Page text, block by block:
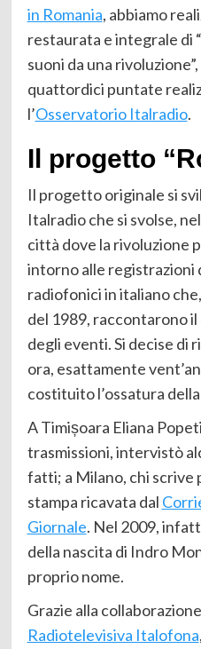
in Romania, abbiamo
restaurata e integrale di
suoni da una
quattordici puntate
l’Osservatorio Italradio.
Il progetto
Il progetto originale si
Italradio che si svolse,
città dove la rivoluzione
intorno alle registrazioni
radiofonici in italiano
del 1989, raccontarono
degli eventi. Si decise di
ora, esattamente
costituito l’ossatura
A Timișoara Eliana
trasmissioni, intervistò
fatti; a Milano, chi scrive
stampa ricavata dal
Giornale. Nel 2009,
della nascita di Indro
proprio nome.
Grazie alla
Radiotelevisiva Italofona,